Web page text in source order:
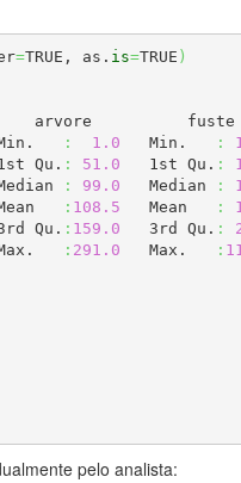
=TRUE, as. is=TRUE )
arvore
Min.
: 1.0
   Min.
:
Qu.
: 51.0
   1st Qu.
:
: 99.0
   Median
:
Mean
: 108.5
   Mean
:
Qu.
: 159.0
   3rd Qu.
:
Max.
: 291.0
   Max.
:
pelo analista: